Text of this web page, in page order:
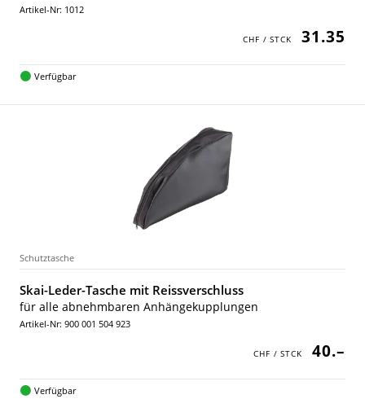
Artikel-Nr: 1012
31.35
Verfügbar
Schutztasche
Skai-Leder-Tasche mit Reissverschluss
für alle abnehmbaren Anhängekupplungen
Artikel-Nr: 900 001 504 923
40.–
Verfügbar